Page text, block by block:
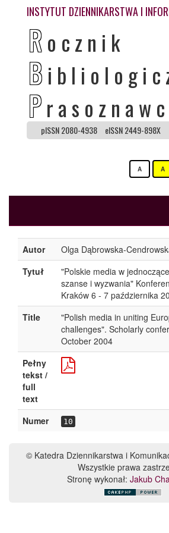
INSTYTUT DZIENNIKARSTWA I
Rocznik
B
P
pISSN 2080-4938 eISSN 2449-898X
A A
Autor
Olga Dąbrowska-
Tytuł
"Polskie media w
szanse i wyzwania"
Kraków 6 - 7 października
Title
"Polish media in uniting
challenges". Scholarly
October 2004
Pełny
tekst /
full
text
Numer
10
© Katedra Dziennikarstwa i
Wszystkie prawa
Stronę wykonał: Jakub